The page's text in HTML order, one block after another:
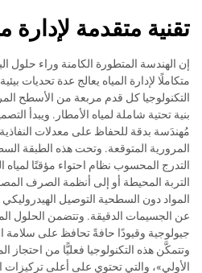
تقنية متقدمة لإدارة
إن الهندسة المتطورة الكامنة وراء حلول
متكاملًا لإدارة المياه يعالج عدة تحديات
التكنولوجيا كل قدم مربعة من الأسطح
بنية تحتية شاملة لمياه الأمطار. ويبدأ
مُهندَسة بدقة للحفاظ على معدلات
المرورية المتوقعة. وتحت هذه الطبقة
التدرج المحسوب نظام احتواء مؤقتًا لمياه
التربة المحيطة أو إلى أنظمة الصرف
المواد دون السطحية التوصيل الهيدروليكي
عن الجسيمات الدقيقة. وتتضمن الحلول
جيولوجية وقيودًا حافةً تحافظ على
وتتمكَّن هذه التكنولوجيا فعليًّا من احتجاز
الأولي»، والتي تحتوي على أعلى تركيزات